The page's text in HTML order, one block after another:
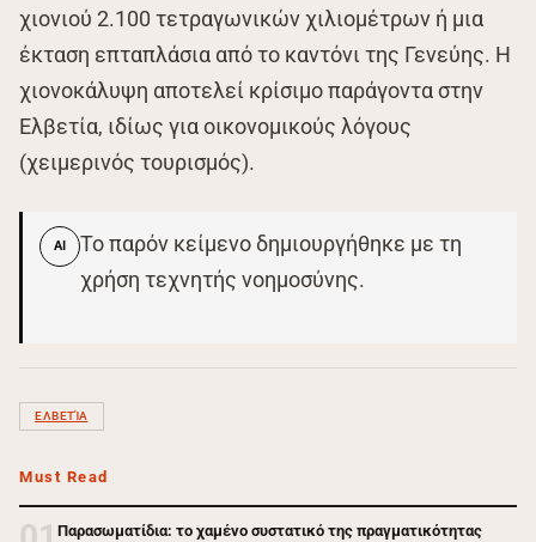
χιονιού 2.100 τετραγωνικών χιλιομέτρων ή μια
έκταση επταπλάσια από το καντόνι της Γενεύης. Η
χιονοκάλυψη αποτελεί κρίσιμο παράγοντα στην
Ελβετία, ιδίως για οικονομικούς λόγους
(χειμερινός τουρισμός).
AI
Το παρόν κείμενο δημιουργήθηκε με τη
χρήση τεχνητής νοημοσύνης.
ΕΛΒΕΤΊΑ
Must Read
Παρασωματίδια: το χαμένο συστατικό της πραγματικότητας